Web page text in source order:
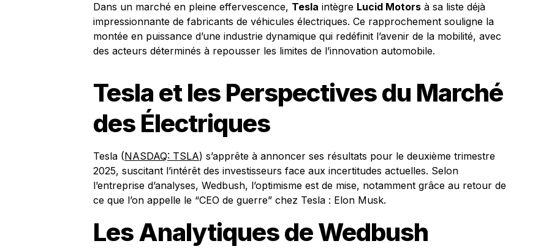
Dans un marché en pleine effervescence, Tesla intègre Lucid Motors à sa liste déjà
impressionnante de fabricants de véhicules électriques. Ce rapprochement souligne la
montée en puissance d’une industrie dynamique qui redéfinit l’avenir de la mobilité, avec
des acteurs déterminés à repousser les limites de l’innovation automobile.
Tesla et les Perspectives du Marché
des Électriques
Tesla (NASDAQ: TSLA) s’apprête à annoncer ses résultats pour le deuxième trimestre
2025, suscitant l’intérêt des investisseurs face aux incertitudes actuelles. Selon
l’entreprise d’analyses, Wedbush, l’optimisme est de mise, notamment grâce au retour de
ce que l’on appelle le “CEO de guerre” chez Tesla : Elon Musk.
Les Analytiques de Wedbush